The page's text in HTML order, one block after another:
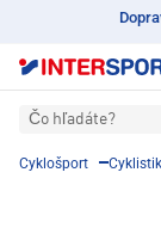
Čo hľadáte?
Cyklošport